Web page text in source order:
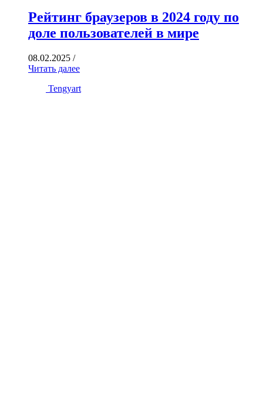
Рейтинг браузеров в 2024 году по
доле пользователей в мире
08.02.2025 /
Читать далее
Tengyart